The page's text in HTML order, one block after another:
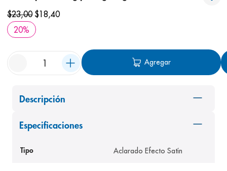
$23,00 $18,40
20%
Agregar
Descripción
Especificaciones
Tipo Aclarado Efecto Satín
2. pañales
3. eucerin
nivea
7. bioderma
.
10.